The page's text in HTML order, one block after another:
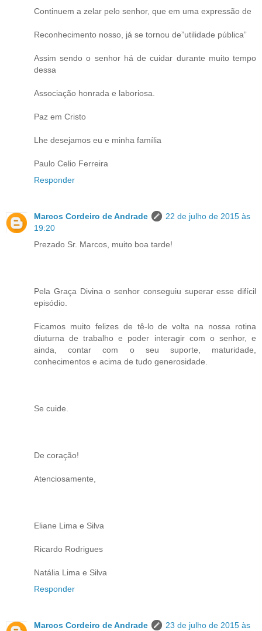
Continuem a zelar pelo senhor, que em uma expressão de
Reconhecimento nosso, já se tornou de”utilidade pública”
Assim sendo o senhor há de cuidar durante muito tempo
dessa
Associação honrada e laboriosa.
Paz em Cristo
Lhe desejamos eu e minha família
Paulo Celio Ferreira
Responder
Marcos Cordeiro de Andrade
22 de julho de 2015 às
19:20
Prezado Sr. Marcos, muito boa tarde!
Pela Graça Divina o senhor conseguiu superar esse difícil
episódio.
Ficamos muito felizes de tê-lo de volta na nossa rotina
diuturna de trabalho e poder interagir com o senhor, e
ainda, contar com o seu suporte, maturidade,
conhecimentos e acima de tudo generosidade.
Se cuide.
De coração!
Atenciosamente,
Eliane Lima e Silva
Ricardo Rodrigues
Natália Lima e Silva
Responder
Marcos Cordeiro de Andrade
23 de julho de 2015 às